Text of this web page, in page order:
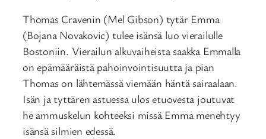
Thomas Cravenin (Mel Gibson) tytär Emma
(Bojana Novakovic) tulee isänsä luo vierailulle
Bostoniin. Vierailun alkuvaiheista saakka Emmalla
on epämääräistä pahoinvointisuutta ja pian
Thomas on lähtemässä viemään häntä sairaalaan.
Isän ja tyttären astuessa ulos etuovesta joutuvat
he ammuskelun kohteeksi missä Emma menehtyy
isänsä silmien edessä.